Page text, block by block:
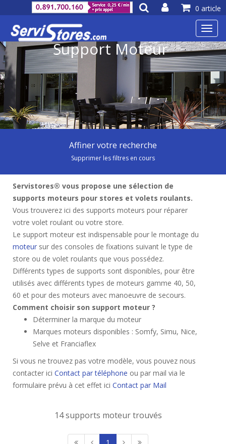
0 article
Support Moteur
Affiner votre recherche
Supprimer les filtres en cours
Servistores® vous propose une sélection de
supports moteurs pour stores et volets roulants.
Vous trouverez ici des supports moteurs pour réparer
votre volet roulant ou votre store.
Le support moteur est indispensable pour le montage du
moteur sur des consoles de fixations suivant le type de
store ou de volet roulants que vous possédez.
Différents types de supports sont disponibles, pour être
utilisés avec différents types de moteurs gamme 40, 50,
60 et pour des moteurs avec manoeuvre de secours.
Comment choisir son support moteur ?
Déterminer la marque du moteur
Marques moteurs disponibles : Somfy, Simu, Nice,
Selve et Franciaflex
Si vous ne trouvez pas votre modèle, vous pouvez nous
contacter ici Contact par téléphone ou par mail via le
formulaire prévu à cet effet ici Contact par Mail
14 supports moteur trouvés